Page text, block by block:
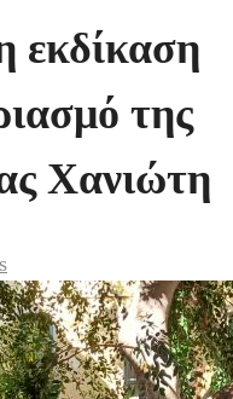
εκδίκαση
της
Χανιώτη